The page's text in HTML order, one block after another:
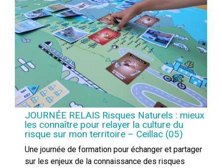
JOURNÉE RELAIS Risques Naturels : mieux
les connaître pour relayer la culture du
risque sur mon territoire – Ceillac (05)
Une journée de formation pour échanger et partager
sur les enjeux de la connaissance des risques